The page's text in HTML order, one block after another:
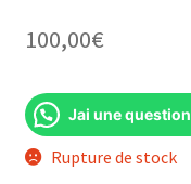
100,00€
Jai une question
Rupture de stock